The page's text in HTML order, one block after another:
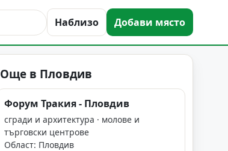
Наблизо Добави място
Още в Пловдив
Форум Тракия - Пловдив
сгради и архитектура · молове и
търговски центрове
Област: Пловдив